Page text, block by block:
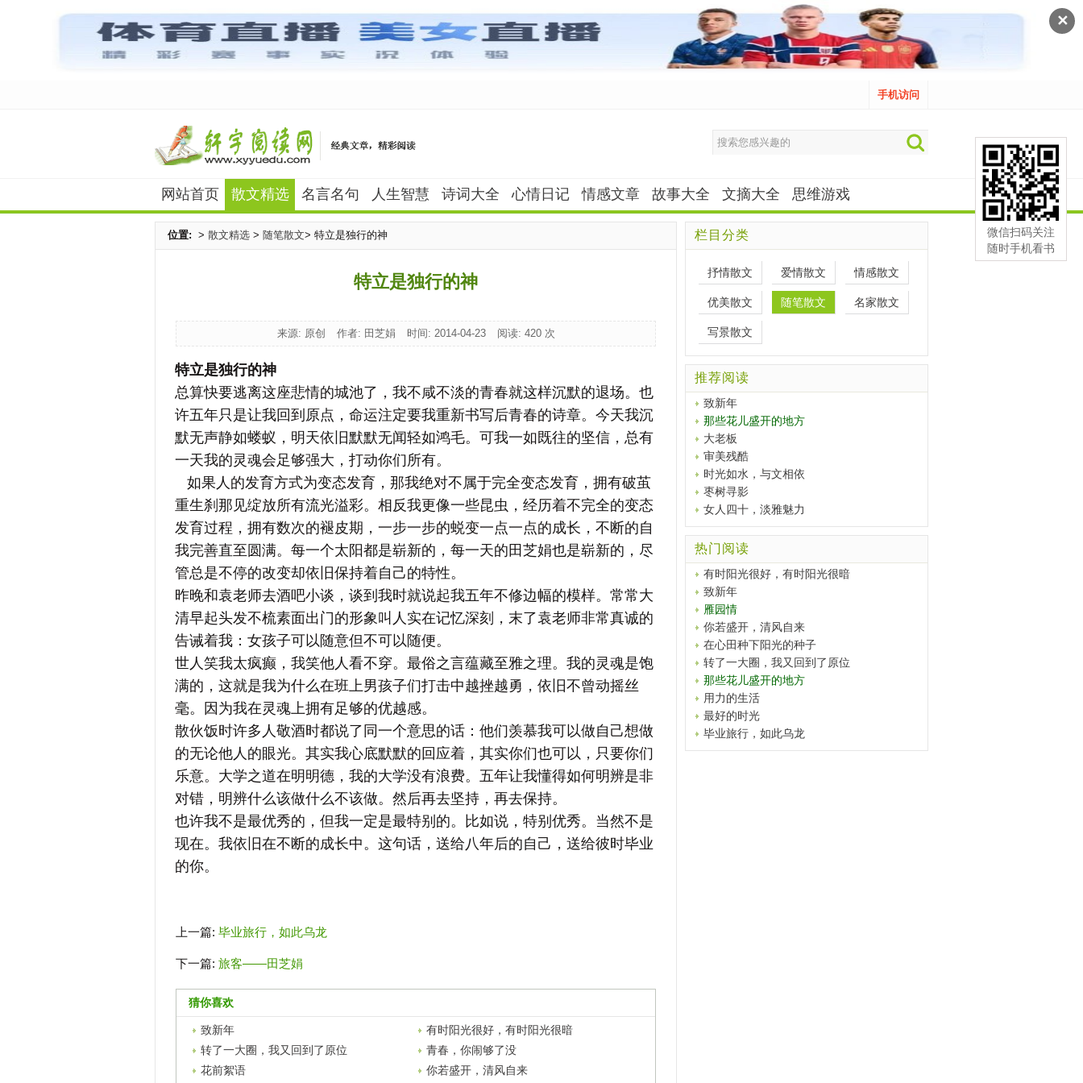
✕
手机访问
网站首页 散文精选 名言名句 人生智慧 诗词大全 心情日记 情感文章 故事大全 文摘大全 思维游戏
位置: > 散文精选 > 随笔散文> 特立是独行的神
特立是独行的神
来源: 原创 作者: 田芝娟 时间: 2014-04-23 阅读: 420 次
特立是独行的神
总算快要逃离这座悲情的城池了，我不咸不淡的青春就这样沉默的退场。也
许五年只是让我回到原点，命运注定要我重新书写后青春的诗章。今天我沉
默无声静如蝼蚁，明天依旧默默无闻轻如鸿毛。可我一如既往的坚信，总有
一天我的灵魂会足够强大，打动你们所有。
如果人的发育方式为变态发育，那我绝对不属于完全变态发育，拥有破茧
重生刹那见绽放所有流光溢彩。相反我更像一些昆虫，经历着不完全的变态
发育过程，拥有数次的褪皮期，一步一步的蜕变一点一点的成长，不断的自
我完善直至圆满。每一个太阳都是崭新的，每一天的田芝娟也是崭新的，尽
管总是不停的改变却依旧保持着自己的特性。
昨晚和袁老师去酒吧小谈，谈到我时就说起我五年不修边幅的模样。常常大
清早起头发不梳素面出门的形象叫人实在记忆深刻，末了袁老师非常真诚的
告诫着我：女孩子可以随意但不可以随便。
世人笑我太疯癫，我笑他人看不穿。最俗之言蕴藏至雅之理。我的灵魂是饱
满的，这就是我为什么在班上男孩子们打击中越挫越勇，依旧不曾动摇丝
毫。因为我在灵魂上拥有足够的优越感。
散伙饭时许多人敬酒时都说了同一个意思的话：他们羡慕我可以做自己想做
的无论他人的眼光。其实我心底默默的回应着，其实你们也可以，只要你们
乐意。大学之道在明明德，我的大学没有浪费。五年让我懂得如何明辨是非
对错，明辨什么该做什么不该做。然后再去坚持，再去保持。
也许我不是最优秀的，但我一定是最特别的。比如说，特别优秀。当然不是
现在。我依旧在不断的成长中。这句话，送给八年后的自己，送给彼时毕业
的你。
上一篇: 毕业旅行，如此乌龙
下一篇: 旅客——田芝娟
猜你喜欢
致新年
有时阳光很好，有时阳光很暗
转了一大圈，我又回到了原位
青春，你闹够了没
花前絮语
你若盛开，清风自来
栏目分类
抒情散文 爱情散文 情感散文
优美散文 随笔散文 名家散文
写景散文
推荐阅读
致新年
那些花儿盛开的地方
大老板
审美残酷
时光如水，与文相依
枣树寻影
女人四十，淡雅魅力
热门阅读
有时阳光很好，有时阳光很暗
致新年
雁园情
你若盛开，清风自来
在心田种下阳光的种子
转了一大圈，我又回到了原位
那些花儿盛开的地方
用力的生活
最好的时光
毕业旅行，如此乌龙
微信扫码关注
随时手机看书